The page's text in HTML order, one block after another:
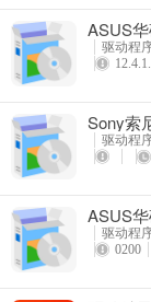
ASUS
驱动程
Sony索
驱动程
ASUS
驱动程
0200